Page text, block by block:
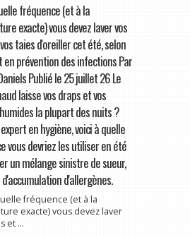
fréquence (et à la
exacte) vous devez laver vos
taies d'oreiller cet été, selon
en prévention des infections Par
Publié le 25 juillet 26 Le
laisse vos draps et vos
la plupart des nuits ?
en hygiène, voici à quelle
vous devriez les utiliser en été
un mélange sinistre de sueur,
d'allergènes.
fréquence (et à la
exacte) vous devez laver
et ...